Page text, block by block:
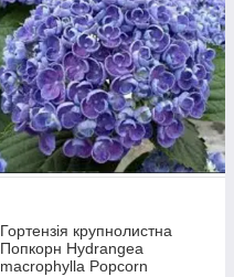
Гортензія крупнолистна
Попкорн Hydrangea
macrophylla Popcorn